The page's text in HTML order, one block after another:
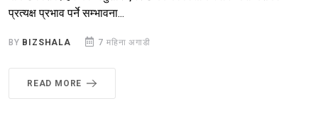
प्रत्यक्ष प्रभाव पर्ने सम्भावना...
BY BIZSHALA 7 महिना अगाडी
READ MORE